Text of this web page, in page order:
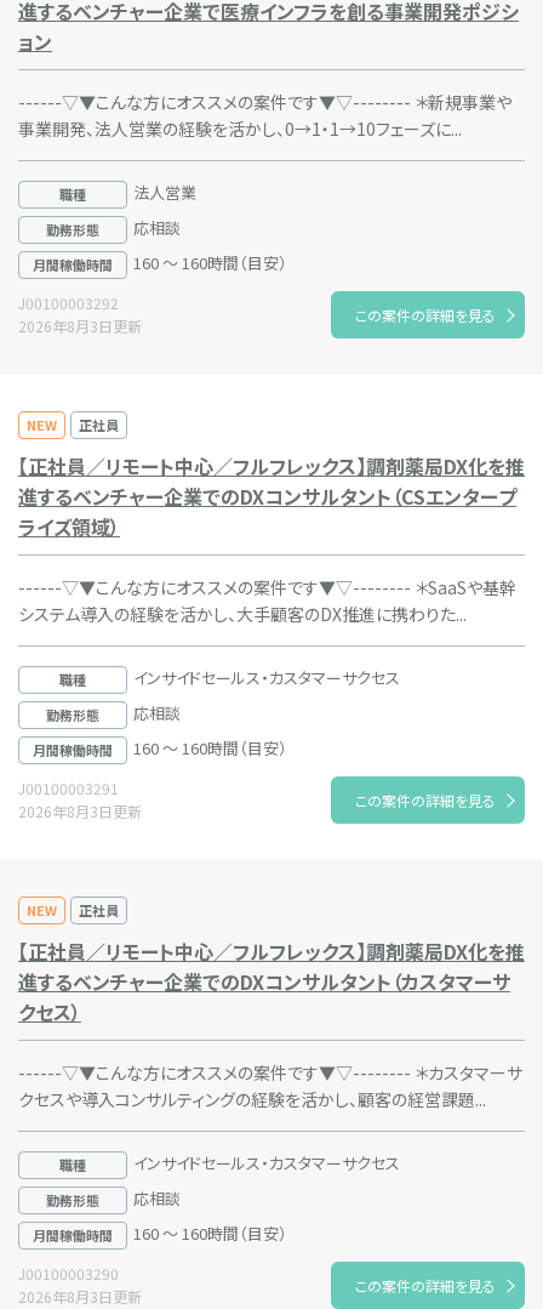
進するベンチャー企業で医療インフラを創る事業開発ポジシ
ョン
------▽▼こんな方にオススメの案件です▼▽-------- ＊新規事業や
事業開発、法人営業の経験を活かし、0→1・1→10フェーズに...
職種 法人営業
勤務形態 応相談
月間稼働時間 160 ～ 160時間（目安）
J00100003292
2026年8月3日更新
この案件の詳細を見る
NEW 正社員
【正社員／リモート中心／フルフレックス】調剤薬局DX化を推
進するベンチャー企業でのDXコンサルタント（CSエンタープ
ライズ領域）
------▽▼こんな方にオススメの案件です▼▽-------- ＊SaaSや基幹
システム導入の経験を活かし、大手顧客のDX推進に携わりた...
職種 インサイドセールス・カスタマーサクセス
勤務形態 応相談
月間稼働時間 160 ～ 160時間（目安）
J00100003291
2026年8月3日更新
この案件の詳細を見る
NEW 正社員
【正社員／リモート中心／フルフレックス】調剤薬局DX化を推
進するベンチャー企業でのDXコンサルタント（カスタマーサ
クセス）
------▽▼こんな方にオススメの案件です▼▽-------- ＊カスタマーサ
クセスや導入コンサルティングの経験を活かし、顧客の経営課題...
職種 インサイドセールス・カスタマーサクセス
勤務形態 応相談
月間稼働時間 160 ～ 160時間（目安）
J00100003290
2026年8月3日更新
この案件の詳細を見る